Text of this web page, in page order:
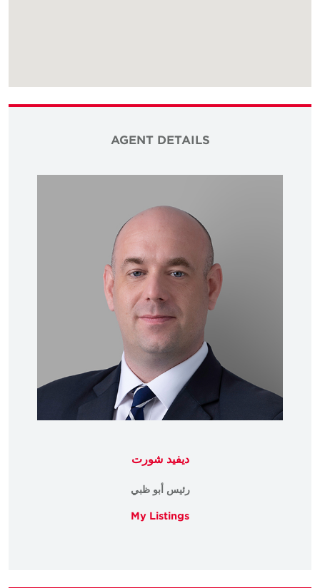
AGENT DETAILS
ديفيد شورت
رئيس أبو ظبي
My Listings